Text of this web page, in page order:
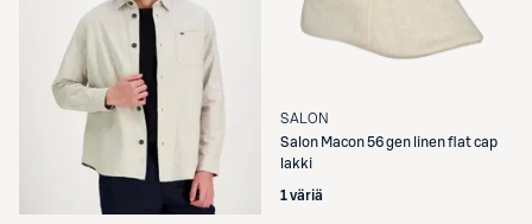
SALON
Salon Macon 56 gen linen flat cap
lakki
1 väriä